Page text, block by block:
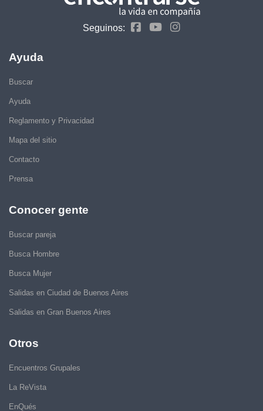
Seguinos:
Ayuda
Buscar
Ayuda
Reglamento y Privacidad
Mapa del sitio
Contacto
Prensa
Conocer gente
Buscar pareja
Busca Hombre
Busca Mujer
Salidas en Ciudad de Buenos Aires
Salidas en Gran Buenos Aires
Otros
Encuentros Grupales
La ReVista
EnQués